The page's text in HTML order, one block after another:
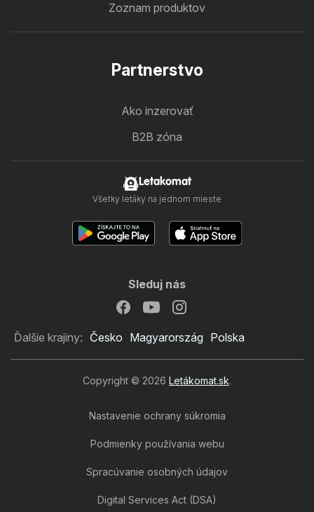
Tesco leták
Zoznam produktov
Partnerstvo
Ako inzerovať
B2B zóna
Letakomat
Všetky letáky na jednom mieste
Sleduj nás
Ďalšie krajiny: Česko Magyarország Polska
Copyright © 2026 Letákomat.sk.
Nastavenie ochrany súkromia
Podmienky používania webu
Spracúvanie osobných údajov
Digital Services Act (DSA)